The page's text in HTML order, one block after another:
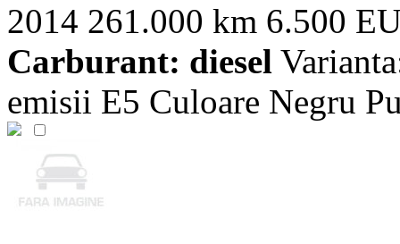
2014 261.000 km 6.500
Carburant: diesel
emisii E5 Culoare Negru